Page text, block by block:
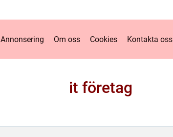
Annonsering Om oss Cookies Kontakta oss
it företag